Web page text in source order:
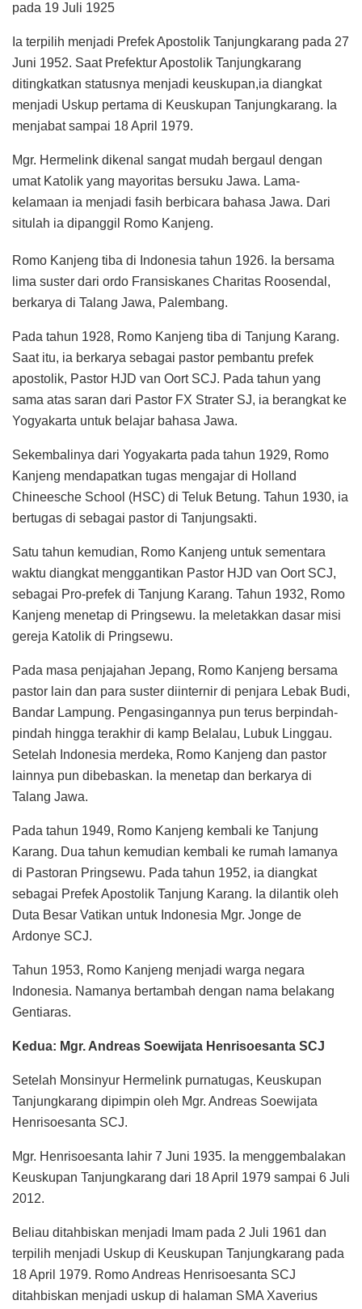
pada 19 Juli 1925
Ia terpilih menjadi Prefek Apostolik Tanjungkarang pada 27
Juni 1952. Saat Prefektur Apostolik Tanjungkarang
ditingkatkan statusnya menjadi keuskupan,ia diangkat
menjadi Uskup pertama di Keuskupan Tanjungkarang. Ia
menjabat sampai 18 April 1979.
Mgr. Hermelink dikenal sangat mudah bergaul dengan
umat Katolik yang mayoritas bersuku Jawa. Lama-
kelamaan ia menjadi fasih berbicara bahasa Jawa. Dari
situlah ia dipanggil Romo Kanjeng.
Romo Kanjeng tiba di Indonesia tahun 1926. Ia bersama
lima suster dari ordo Fransiskanes Charitas Roosendal,
berkarya di Talang Jawa, Palembang.
Pada tahun 1928, Romo Kanjeng tiba di Tanjung Karang.
Saat itu, ia berkarya sebagai pastor pembantu prefek
apostolik, Pastor HJD van Oort SCJ. Pada tahun yang
sama atas saran dari Pastor FX Strater SJ, ia berangkat ke
Yogyakarta untuk belajar bahasa Jawa.
Sekembalinya dari Yogyakarta pada tahun 1929, Romo
Kanjeng mendapatkan tugas mengajar di Holland
Chineesche School (HSC) di Teluk Betung. Tahun 1930, ia
bertugas di sebagai pastor di Tanjungsakti.
Satu tahun kemudian, Romo Kanjeng untuk sementara
waktu diangkat menggantikan Pastor HJD van Oort SCJ,
sebagai Pro-prefek di Tanjung Karang. Tahun 1932, Romo
Kanjeng menetap di Pringsewu. Ia meletakkan dasar misi
gereja Katolik di Pringsewu.
Pada masa penjajahan Jepang, Romo Kanjeng bersama
pastor lain dan para suster diinternir di penjara Lebak Budi,
Bandar Lampung. Pengasingannya pun terus berpindah-
pindah hingga terakhir di kamp Belalau, Lubuk Linggau.
Setelah Indonesia merdeka, Romo Kanjeng dan pastor
lainnya pun dibebaskan. Ia menetap dan berkarya di
Talang Jawa.
Pada tahun 1949, Romo Kanjeng kembali ke Tanjung
Karang. Dua tahun kemudian kembali ke rumah lamanya
di Pastoran Pringsewu. Pada tahun 1952, ia diangkat
sebagai Prefek Apostolik Tanjung Karang. Ia dilantik oleh
Duta Besar Vatikan untuk Indonesia Mgr. Jonge de
Ardonye SCJ.
Tahun 1953, Romo Kanjeng menjadi warga negara
Indonesia. Namanya bertambah dengan nama belakang
Gentiaras.
Kedua: Mgr. Andreas Soewijata Henrisoesanta SCJ
Setelah Monsinyur Hermelink purnatugas, Keuskupan
Tanjungkarang dipimpin oleh Mgr. Andreas Soewijata
Henrisoesanta SCJ.
Mgr. Henrisoesanta lahir 7 Juni 1935. Ia menggembalakan
Keuskupan Tanjungkarang dari 18 April 1979 sampai 6 Juli
2012.
Beliau ditahbiskan menjadi Imam pada 2 Juli 1961 dan
terpilih menjadi Uskup di Keuskupan Tanjungkarang pada
18 April 1979. Romo Andreas Henrisoesanta SCJ
ditahbiskan menjadi uskup di halaman SMA Xaverius